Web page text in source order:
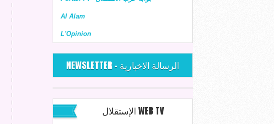
Al Alam
L'Opinion
NEWSLETTER - الرسالة الاخبارية
الإستقلال WEB TV